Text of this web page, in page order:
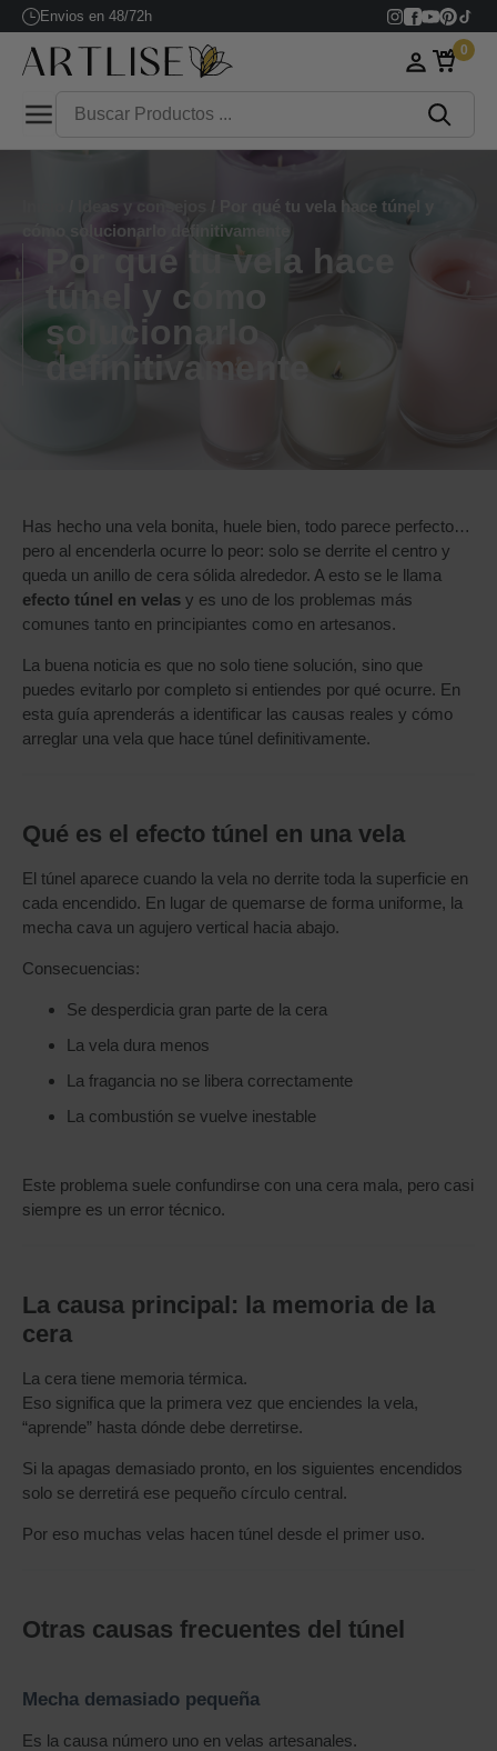
Envios en 48/72h
0
/ Por qué tu vela hace túnel y
cómo solucionarlo definitivamente
Por qué tu vela hace
túnel y cómo
solucionarlo
definitivamente
Has hecho una vela bonita, huele bien, todo parece perfecto…
pero al encenderla ocurre lo peor: solo se derrite el centro y
queda un anillo de cera sólida alrededor. A esto se le llama
efecto túnel en velas y es uno de los problemas más
comunes tanto en principiantes como en artesanos.
La buena noticia es que no solo tiene solución, sino que
puedes evitarlo por completo si entiendes por qué ocurre. En
esta guía aprenderás a identificar las causas reales y cómo
arreglar una vela que hace túnel definitivamente.
Qué es el efecto túnel en una vela
El túnel aparece cuando la vela no derrite toda la superficie en
cada encendido. En lugar de quemarse de forma uniforme, la
mecha cava un agujero vertical hacia abajo.
Consecuencias:
Se desperdicia gran parte de la cera
La vela dura menos
La fragancia no se libera correctamente
La combustión se vuelve inestable
Este problema suele confundirse con una cera mala, pero casi
siempre es un error técnico.
La causa principal: la memoria de la
cera
La cera tiene memoria térmica.
Eso significa que la primera vez que enciendes la vela,
“aprende” hasta dónde debe derretirse.
Si la apagas demasiado pronto, en los siguientes encendidos
solo se derretirá ese pequeño círculo central.
Por eso muchas velas hacen túnel desde el primer uso.
Otras causas frecuentes del túnel
Mecha demasiado pequeña
Es la causa número uno en velas artesanales.